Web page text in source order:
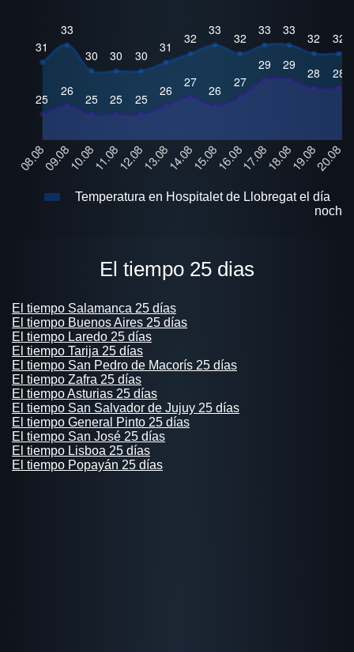
Temperatura en Hospitalet de Llobregat el día
noche
El tiempo 25 dias
El tiempo Salamanca 25 días
El tiempo Buenos Aires 25 días
El tiempo Laredo 25 días
El tiempo Tarija 25 días
El tiempo San Pedro de Macorís 25 días
El tiempo Zafra 25 días
El tiempo Asturias 25 días
El tiempo San Salvador de Jujuy 25 días
El tiempo General Pinto 25 días
El tiempo San José 25 días
El tiempo Lisboa 25 días
El tiempo Popayán 25 días